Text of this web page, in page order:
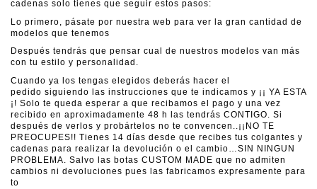
cadenas solo tienes que seguir estos pasos:
Lo primero, pásate por nuestra web para ver la gran cantidad de
modelos que tenemos
Después tendrás que pensar cual de nuestros modelos van más
con tu estilo y personalidad.
Cuando ya los tengas elegidos deberás hacer el
pedido siguiendo las instrucciones que te indicamos y ¡¡ YA ESTA
¡! Solo te queda esperar a que recibamos el pago y una vez
recibido en aproximadamente 48 h las tendrás CONTIGO. Si
después de verlos y probártelos no te convencen..¡¡NO TE
PREOCUPES!! Tienes 14 días desde que recibes tus colgantes y
cadenas para realizar la devolución o el cambio…SIN NINGUN
PROBLEMA. Salvo las botas CUSTOM MADE que no admiten
cambios ni devoluciones pues las fabricamos expresamente para
to